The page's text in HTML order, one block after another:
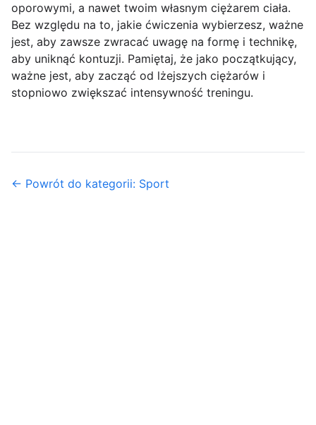
oporowymi, a nawet twoim własnym ciężarem ciała.
Bez względu na to, jakie ćwiczenia wybierzesz, ważne
jest, aby zawsze zwracać uwagę na formę i technikę,
aby uniknąć kontuzji. Pamiętaj, że jako początkujący,
ważne jest, aby zacząć od lżejszych ciężarów i
stopniowo zwiększać intensywność treningu.
← Powrót do kategorii: Sport